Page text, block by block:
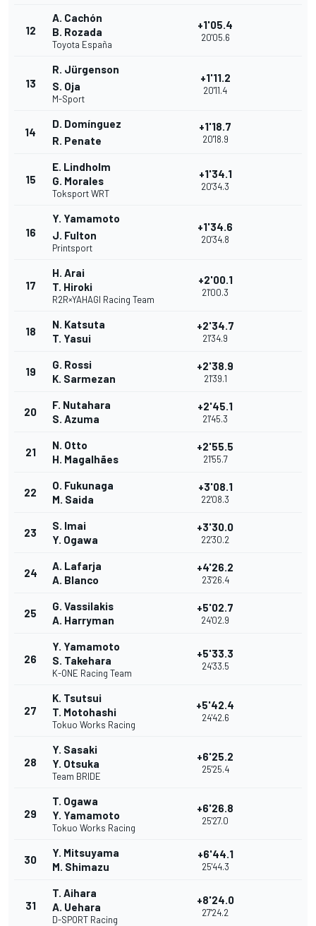
12
A. Cachón
B. Rozada
Toyota España
+1'05.4
20'05.6
13
R. Jürgenson
S. Oja
M-Sport
+1'11.2
20'11.4
14
D. Domínguez
R. Penate
+1'18.7
20'18.9
15
E. Lindholm
G. Morales
Toksport WRT
+1'34.1
20'34.3
16
Y. Yamamoto
J. Fulton
Printsport
+1'34.6
20'34.8
17
H. Arai
T. Hiroki
R2R×YAHAGI Racing Team
+2'00.1
21'00.3
18
N. Katsuta
T. Yasui
+2'34.7
21'34.9
19
G. Rossi
K. Sarmezan
+2'38.9
21'39.1
20
F. Nutahara
S. Azuma
+2'45.1
21'45.3
21
N. Otto
H. Magalhães
+2'55.5
21'55.7
22
O. Fukunaga
M. Saida
+3'08.1
22'08.3
23
S. Imai
Y. Ogawa
+3'30.0
22'30.2
24
A. Lafarja
A. Blanco
+4'26.2
23'26.4
25
G. Vassilakis
A. Harryman
+5'02.7
24'02.9
26
Y. Yamamoto
S. Takehara
K-ONE Racing Team
+5'33.3
24'33.5
27
K. Tsutsui
T. Motohashi
Tokuo Works Racing
+5'42.4
24'42.6
28
Y. Sasaki
Y. Otsuka
Team BRIDE
+6'25.2
25'25.4
29
T. Ogawa
Y. Yamamoto
Tokuo Works Racing
+6'26.8
25'27.0
30
Y. Mitsuyama
M. Shimazu
+6'44.1
25'44.3
31
T. Aihara
A. Uehara
D-SPORT Racing
+8'24.0
27'24.2